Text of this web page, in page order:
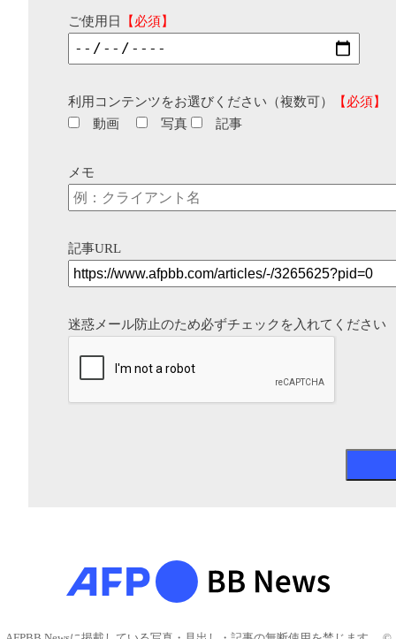
ご使用日 【必須】
利用コンテンツをお選びください（複数可）
【必須】
動画
写真 記事
メモ
記事URL
迷惑メール防止のため必ずチェックを入れてください